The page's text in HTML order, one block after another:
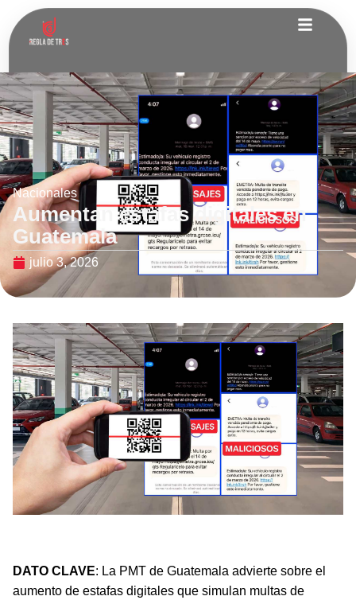
Nacionales
Aumentan estafas digitales en
Guatemala
julio 3, 2026
DATO CLAVE: La PMT de Guatemala advierte sobre el
aumento de estafas digitales que simulan multas de